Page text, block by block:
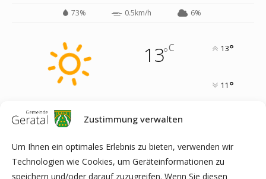
Zustimmung verwalten
Um Ihnen ein optimales Erlebnis zu bieten, verwenden wir
Technologien wie Cookies, um Geräteinformationen zu
speichern und/oder darauf zuzugreifen. Wenn Sie diesen
73% 0.5km/h 6%
13°C 13°
11 °
13° 12° 14° 20°
MON
18°